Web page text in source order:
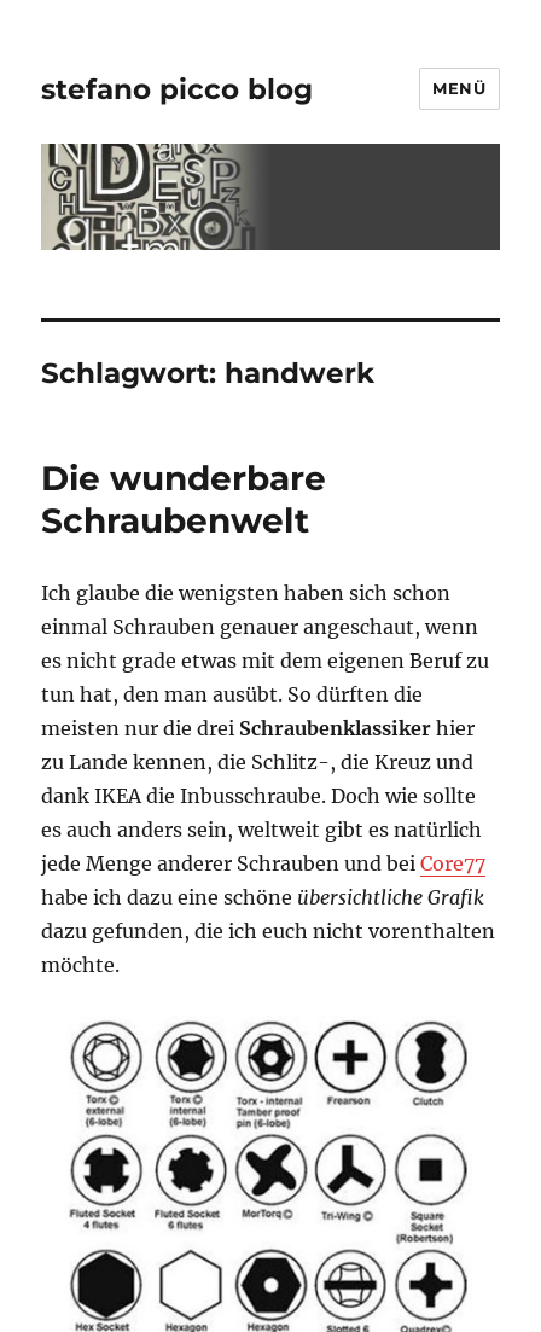
stefano picco blog MENÜ
Schlagwort: handwerk
Die wunderbare
Schraubenwelt
Ich glaube die wenigsten haben sich schon
einmal Schrauben genauer angeschaut, wenn
es nicht grade etwas mit dem eigenen Beruf zu
tun hat, den man ausübt. So dürften die
meisten nur die drei Schraubenklassiker hier
zu Lande kennen, die Schlitz-, die Kreuz und
dank IKEA die Inbusschraube. Doch wie sollte
es auch anders sein, weltweit gibt es natürlich
jede Menge anderer Schrauben und beiCore77
habe ich dazu eine schöne übersichtliche Grafik
dazu gefunden, die ich euch nicht vorenthalten
möchte.